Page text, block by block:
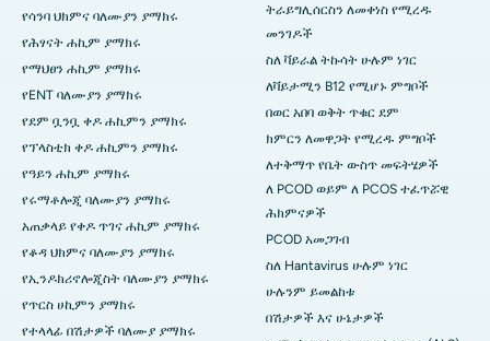
የሳንባ ህክምና ባለሙያን ያማክሩ
የሕፃናት ሐኪም ያማክሩ
የማህፀን ሐኪም ያማክሩ
የENT ባለሙያን ያማክሩ
የደም ቧንቧ ቀዶ ሐኪምን ያማክሩ
የፕላስቲክ ቀዶ ሐኪምን ያማክሩ
የዓይን ሐኪም ያማክሩ
የሩማቶሎጂ ባለሙያን ያማክሩ
አጠቃላይ የቀዶ ጥገና ሐኪም ያማክሩ
የቆዳ ህክምና ባለሙያን ያማክሩ
የኢንዶክሪኖሎጂስት ባለሙያን ያማክሩ
የጥርስ ሀኪምን ያማክሩ
የተላላፊ በሽታዎች ባለሙያ ያማክሩ
ትራይግሊሰርስን ለመቀነስ የሚረዱ
መንገዶች
ስለ ቫይራል ትኩሳት ሁሉም ነገር
ለቫይታሚን B12 የሚሆኑ ምግቦች
በወር አበባ ወቅት ጥቁር ደም
ክምርን ለመዋጋት የሚረዱ ምግቦች
ለተቅማጥ የቤት ውስጥ መፍትሄዎች
ለ PCOD ወይም ለ PCOS ተፈጥሯዊ
ሕክምናዎች
PCOD አመጋገብ
ስለ Hantavirus ሁሉም ነገር
ሁሉንም ይመልከቱ
በሽታዎች እና ሁኔታዎች